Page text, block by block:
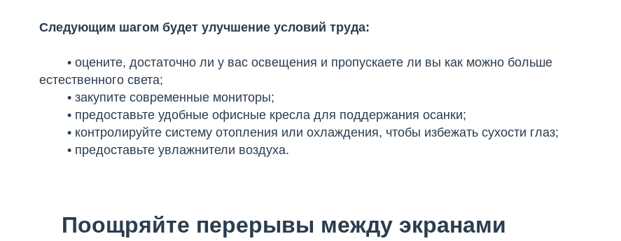
Следующим шагом будет улучшение условий труда:
• оцените, достаточно ли у вас освещения и пропускаете ли вы как можно больше
естественного света;
• закупите современные мониторы;
• предоставьте удобные офисные кресла для поддержания осанки;
• контролируйте систему отопления или охлаждения, чтобы избежать сухости глаз;
• предоставьте увлажнители воздуха.
Поощряйте перерывы между экранами